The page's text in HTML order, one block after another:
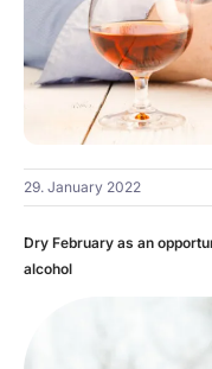
29. January 2022
Dry February as an
alcohol